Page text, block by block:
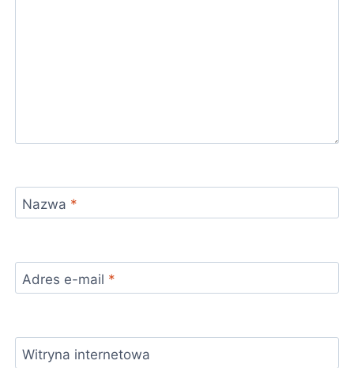
Nazwa *
Adres e-mail *
Witryna internetowa